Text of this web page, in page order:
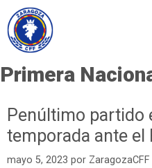
Primera
Penúltimo partido
temporada ante el
mayo 5, 2023 por ZaragozaCFF